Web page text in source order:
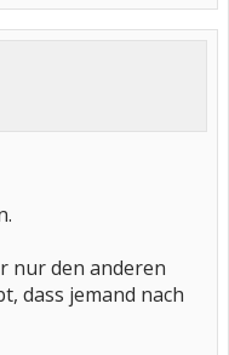
nur den anderen
dass jemand nach